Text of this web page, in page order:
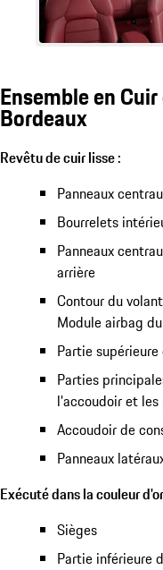
Ensemble en
Bordeaux
Revêtu de cuir lisse :
Panneaux
Bourrelets
Panneaux
arrière
Contour du volant
Module airbag
Partie
Parties
l'accoudoir et
Accoudoir de
Panneaux
Exécuté dans la couleur
Sièges
Partie inférieure